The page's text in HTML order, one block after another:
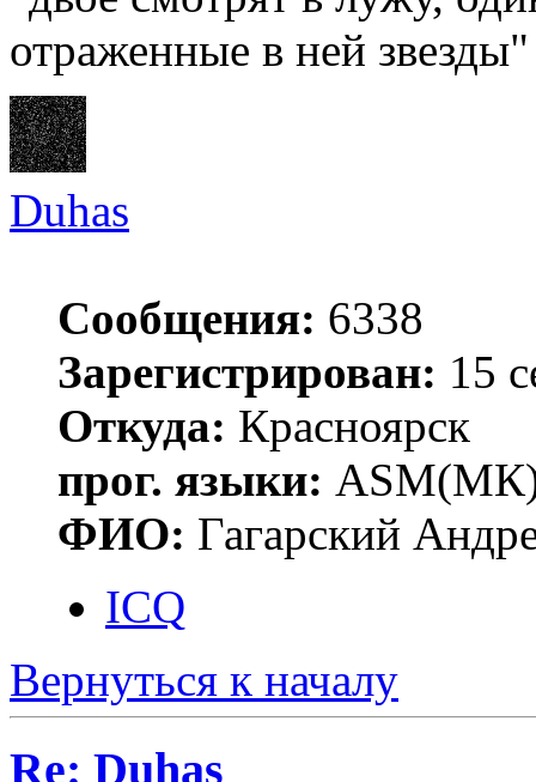
отраженные в ней звезды"
Duhas
Сообщения: 6338
Зарегистрирован: 15
Откуда: Красноярск
прог. языки:
ФИО: Гагарский
ICQ
Вернуться к началу
Re: Duhas